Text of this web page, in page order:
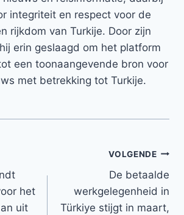
integriteit en respect voor de
rijkdom van Turkije. Door zijn
erin geslaagd om het platform
een toonaangevende bron voor
met betrekking tot Turkije.
het
​​uit
VOLGENDE
De betaalde
werkgelegenheid in
Türkiye stijgt in maart,